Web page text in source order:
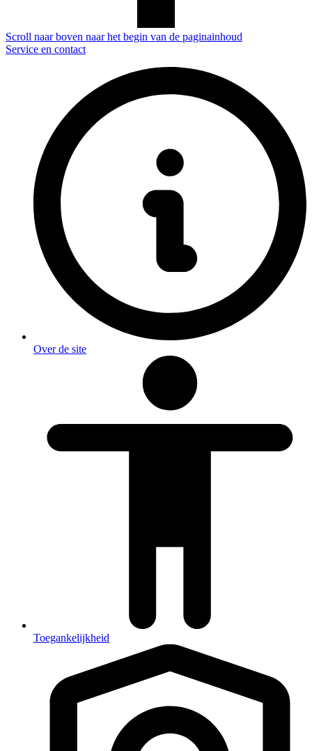
Scroll naar boven naar het begin van de paginainhoud
Service en contact
Over de site
Toegankelijkheid